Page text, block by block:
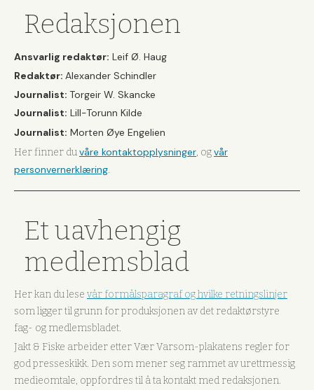
Redaksjonen
Ansvarlig redaktør: Leif Ø. Haug
Redaktør: Alexander Schindler
Journalist: Torgeir W. Skancke
Journalist: Lill-Torunn Kilde
Journalist: Morten Øye Engelien
Her finner duvåre kontaktopplysninger, ogvår
personvernerklæring.
Et uavhengig
medlemsblad
Her kan du lese vår formålsparagraf og hvilke retningslinjer
som ligger til grunn for produksjonen av det redaktørstyre
fag- og medlemsbladet.
Jakt & Fiske arbeider etter Vær Varsom-plakatens regler for
god presseskikk. Den som mener seg rammet av urettmessig
medieomtale, oppfordres til å ta kontakt med redaksjonen.